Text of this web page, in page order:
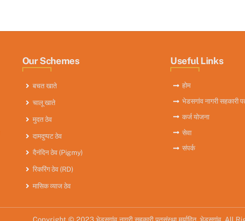
Our Schemes
बचत खाते
चालू खाते
मुदत ठेव
दामदुप्पट ठेव
दैनंदिन ठेव (Pigmy)
रिकरिंग ठेव (RD)
मासिक व्याज ठेव
Useful Links
होम
भेडसगांव नागरी सहकारी
कर्ज योजना
सेवा
संपर्क